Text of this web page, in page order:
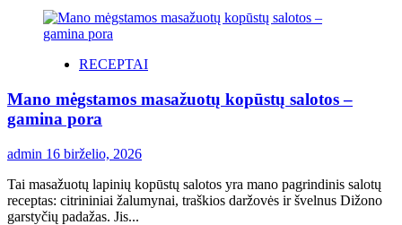
RECEPTAI
Mano mėgstamos masažuotų kopūstų salotos –
gamina pora
admin 16 birželio, 2026
Tai masažuotų lapinių kopūstų salotos yra mano pagrindinis salotų
receptas: citrininiai žalumynai, traškios daržovės ir švelnus Dižono
garstyčių padažas. Jis...